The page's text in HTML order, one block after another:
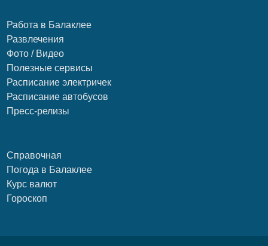
Работа в Балаклее
Развлечения
Фото / Видео
Полезные сервисы
Расписание электричек
Расписание автобусов
Пресс-релизы
Справочная
Погода в Балаклее
Курс валют
Гороскоп